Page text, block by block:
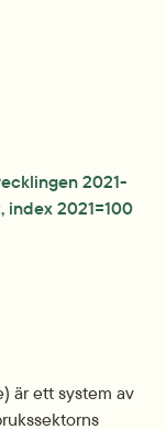
ny flik.
2021-
2021=100
är ett system av